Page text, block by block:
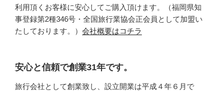
利用頂くお客様に安心してご購入頂けます。（福岡県知
事登録第2種346号・全国旅行業協会正会員として加盟い
たしております。） 会社概要はコチラ
安心と信頼で創業31年です。
旅行会社として創業致し、設立開業は平成４年６月で